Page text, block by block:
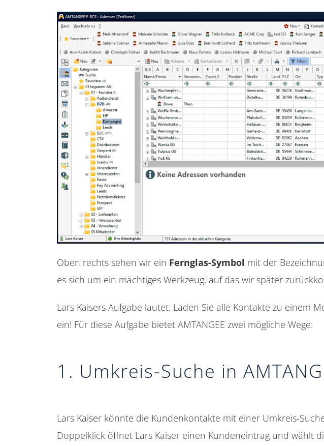
Oben rechts sehen wir ein Fernglas-Symbol mit der
es sich um ein mächtiges Werkzeug, auf das wir später
Lars Kaisers Aufgabe lautet: Laden Sie alle Kontakte zu einem
ein! Für diese Aufgabe bietet AMTANGEE zwei mögliche Wege:
1. Umkreis-Suche in
Lars Kaiser könnte die Kundenkontakte mit einer Umkreis-
Doppelklick öffnet Lars Kaiser einen Kundeneintrag und wählt